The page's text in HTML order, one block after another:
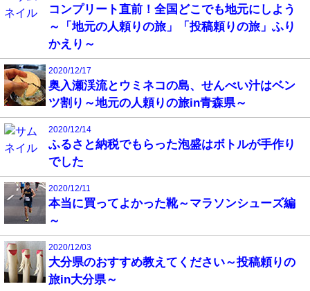
コンプリート直前！全国どこでも地元にしよう
～「地元の人頼りの旅」「投稿頼りの旅」ふり
かえり～
2020/12/17
奥入瀬渓流とウミネコの島、せんべい汁はベン
ツ割り～地元の人頼りの旅in青森県～
2020/12/14
ふるさと納税でもらった泡盛はボトルが手作り
でした
2020/12/11
本当に買ってよかった靴～マラソンシューズ編
～
2020/12/03
大分県のおすすめ教えてください～投稿頼りの
旅in大分県～